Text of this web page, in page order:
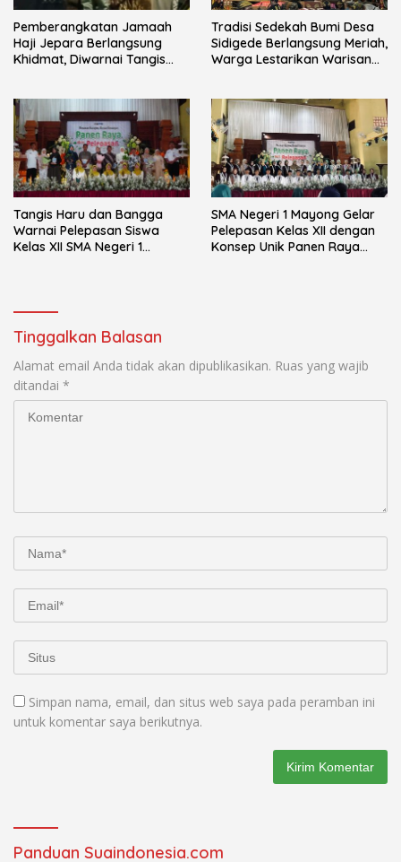
Pemberangkatan Jamaah
Haji Jepara Berlangsung
Khidmat, Diwarnai Tangis
Tradisi Sedekah Bumi Desa
Sidigede Berlangsung Meriah,
Warga Lestarikan Warisan
Tangis Haru dan Bangga
Warnai Pelepasan Siswa
Kelas XII SMA Negeri 1
SMA Negeri 1 Mayong Gelar
Pelepasan Kelas XII dengan
Konsep Unik Panen Raya
Tinggalkan Balasan
Alamat email Anda tidak akan dipublikasikan. Ruas yang wajib
ditandai *
Simpan nama, email, dan situs web saya pada peramban ini
untuk komentar saya berikutnya.
Panduan Suaindonesia.com